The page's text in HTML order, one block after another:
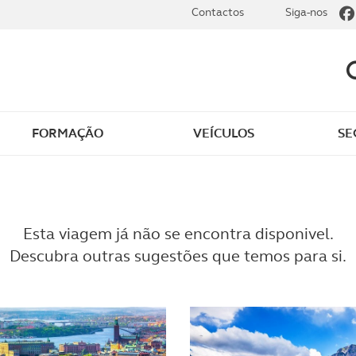
FORMAÇÃO VEÍCULOS
Contactos Siga-nos
Esta viagem já não se encontra disponivel.
Descubra outras sugestões que temos para si.